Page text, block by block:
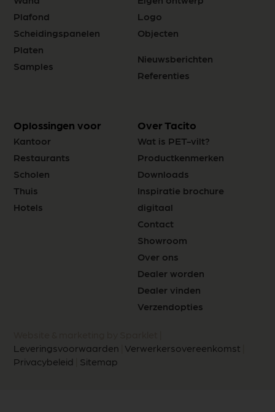
Plafond
Scheidingspanelen
Platen
Samples
Logo
Objecten
Nieuwsberichten
Referenties
Oplossingen voor
Kantoor
Restaurants
Scholen
Thuis
Hotels
Over Tacito
Wat is PET-vilt?
Productkenmerken
Downloads
Inspiratie brochure
digitaal
Contact
Showroom
Over ons
Dealer worden
Dealer vinden
Verzendopties
Leveringsvoorwaarden Verwerkersovereenkomst
Privacybeleid
Sitemap